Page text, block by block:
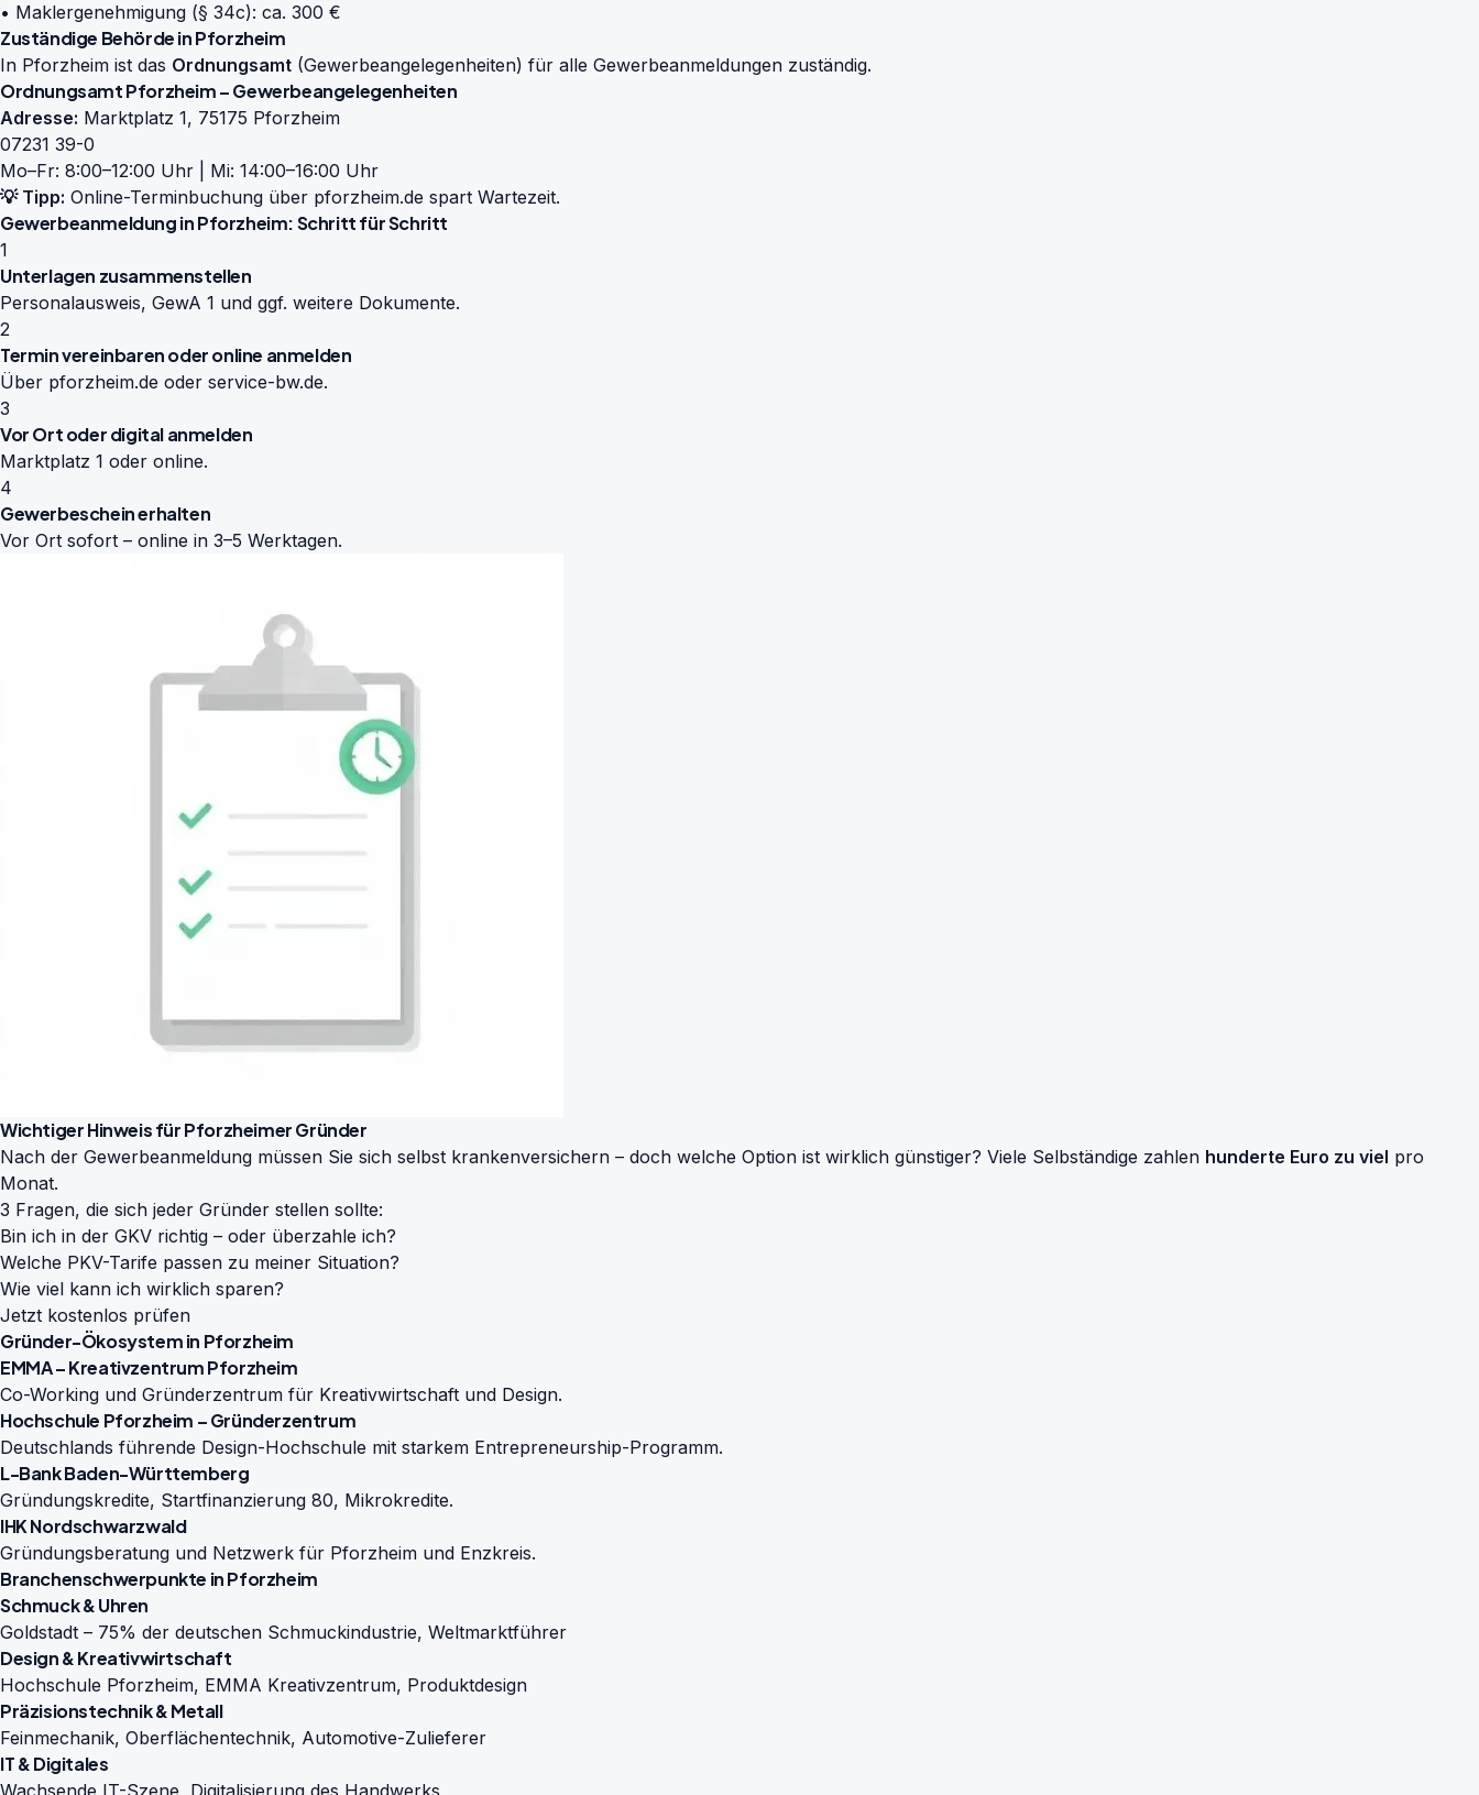
• Maklergenehmigung (§ 34c): ca. 300 €
Zuständige Behörde in Pforzheim
In Pforzheim ist das Ordnungsamt (Gewerbeangelegenheiten) für alle Gewerbeanmeldungen zuständig.
Ordnungsamt Pforzheim – Gewerbeangelegenheiten
Adresse: Marktplatz 1, 75175 Pforzheim
07231 39-0
Mo–Fr: 8:00–12:00 Uhr | Mi: 14:00–16:00 Uhr
💡 Tipp: Online-Terminbuchung über pforzheim.de spart Wartezeit.
Gewerbeanmeldung in Pforzheim: Schritt für Schritt
1
Unterlagen zusammenstellen
Personalausweis, GewA 1 und ggf. weitere Dokumente.
2
Termin vereinbaren oder online anmelden
Über pforzheim.de oder service-bw.de.
3
Vor Ort oder digital anmelden
Marktplatz 1 oder online.
4
Gewerbeschein erhalten
Vor Ort sofort – online in 3–5 Werktagen.
Wichtiger Hinweis für Pforzheimer Gründer
Nach der Gewerbeanmeldung müssen Sie sich selbst krankenversichern – doch welche Option ist wirklich günstiger? Viele Selbständige zahlen hunderte Euro zu viel pro
Monat.
3 Fragen, die sich jeder Gründer stellen sollte:
Bin ich in der GKV richtig – oder überzahle ich?
Welche PKV-Tarife passen zu meiner Situation?
Wie viel kann ich wirklich sparen?
Jetzt kostenlos prüfen
Gründer-Ökosystem in Pforzheim
EMMA – Kreativzentrum Pforzheim
Co-Working und Gründerzentrum für Kreativwirtschaft und Design.
Hochschule Pforzheim – Gründerzentrum
Deutschlands führende Design-Hochschule mit starkem Entrepreneurship-Programm.
L-Bank Baden-Württemberg
Gründungskredite, Startfinanzierung 80, Mikrokredite.
IHK Nordschwarzwald
Gründungsberatung und Netzwerk für Pforzheim und Enzkreis.
Branchenschwerpunkte in Pforzheim
Schmuck & Uhren
Goldstadt – 75% der deutschen Schmuckindustrie, Weltmarktführer
Design & Kreativwirtschaft
Hochschule Pforzheim, EMMA Kreativzentrum, Produktdesign
Präzisionstechnik & Metall
Feinmechanik, Oberflächentechnik, Automotive-Zulieferer
IT & Digitales
Wachsende IT-Szene, Digitalisierung des Handwerks